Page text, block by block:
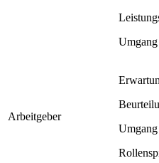
Arbeitgeber